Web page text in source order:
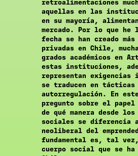
retroalimentaciones
aquellas en las
en su mayoría,
mercado. Por lo que
fecha se han creado
privadas en Chile,
grados académicos en
estas instituciones,
representan
se traducen en
autorregulación. En
pregunto sobre el
de qué manera desde los
sociales se diferencia
neoliberal del
fundamental es, tal
cuerpo social que se